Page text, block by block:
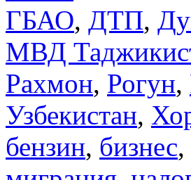
ГБАО, ДТП,
МВД
Рахмон, Рогун,
Узбекистан,
бензин, бизнес,